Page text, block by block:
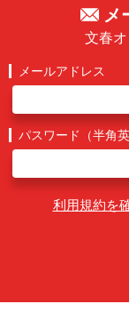
メ
文春
メールアドレス
パスワード（半角
利用規約を